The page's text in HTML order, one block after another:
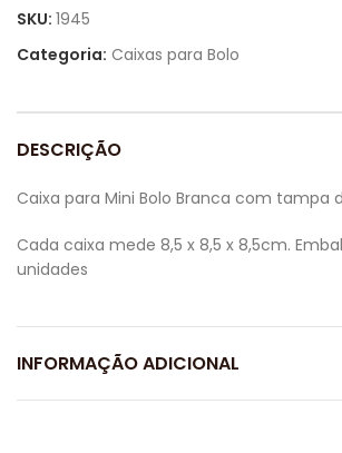
SKU: 1945
Categoria: Caixas para Bolo
DESCRIÇÃO
Caixa para Mini Bolo Branca com tampa
Cada caixa mede 8,5 x 8,5 x 8,5cm.
unidades
INFORMAÇÃO ADICIONAL